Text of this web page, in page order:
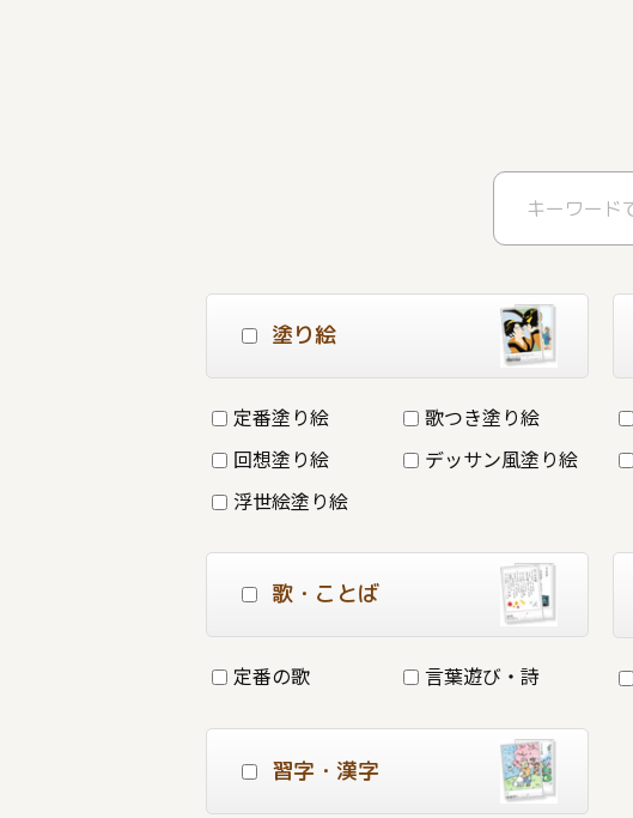
塗り絵
定番塗り絵
歌つき塗り絵
回想塗り絵
デッサン風塗り絵
浮世絵塗り絵
歌・ことば
定番の歌 言葉遊び・詩
習字・漢字